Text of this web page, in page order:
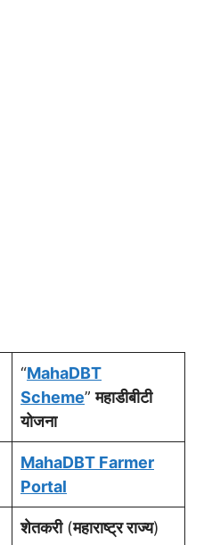
“MahaDBT
Scheme”महाडीबीटी
योजना
MahaDBT Farmer
Portal
शेतकरी(महाराष्ट्र राज्य)